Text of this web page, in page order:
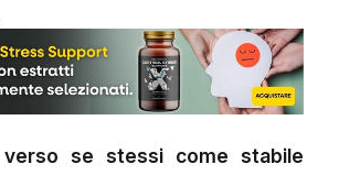
verso se stessi come stabile